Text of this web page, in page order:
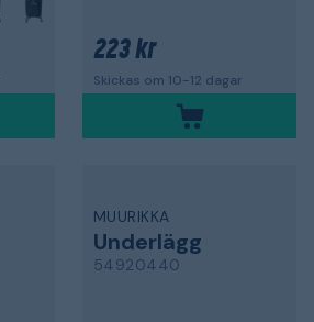
223 kr
Skickas om 10-12 dagar
MUURIKKA
Underlägg
54920440